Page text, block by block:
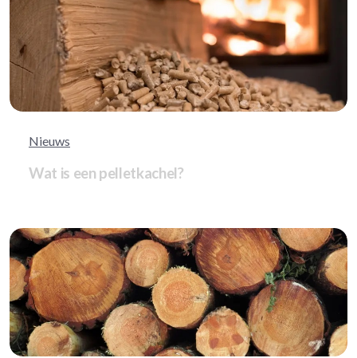
Nieuws
Wat is een pelletkachel?